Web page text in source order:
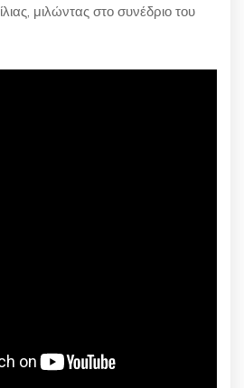
μιλώντας στο συνέδριο του